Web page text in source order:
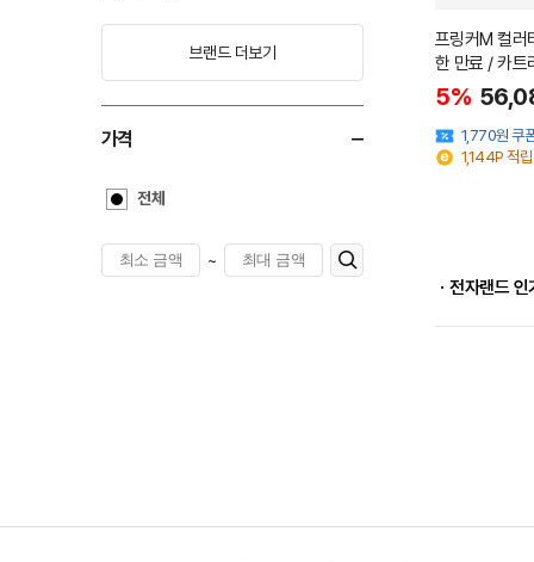
브랜드 더보기
가격
전체
~
프링커M 컬러
한 만료 / 카트
5%
1,770원 쿠
1,144P 적립
ㆍ전자랜드 인